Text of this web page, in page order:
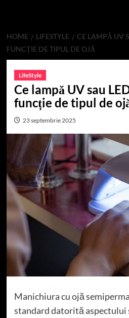
HOME LIFESTYLE
CE LAMPĂ UV
FUNCȚIE DE TIPUL DE OJĂ
LifeStyle
Ce lampă UV sau
funcție de tipul de
23 septembrie 2025
Manichiura cu ojă
standard datorită aspectului